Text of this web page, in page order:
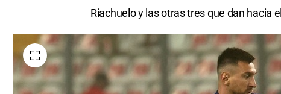
Riachuelo y las otras tres que dan hacia